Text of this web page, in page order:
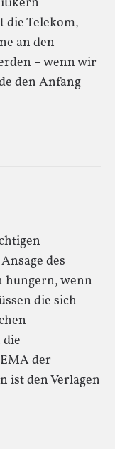
die Telekom,
an den
– wenn wir
den Anfang
des
hungern, wenn
die sich
der
ist den Verlagen